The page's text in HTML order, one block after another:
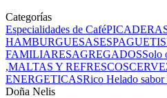
Categorías
Especialidades de Café
HAMBURGUESASESPAGUETIS
FAMILIARESAGREGADOSSolo
,MALTAS Y REFRESCOS
ENERGETICASRico Helado
Doña Nelis